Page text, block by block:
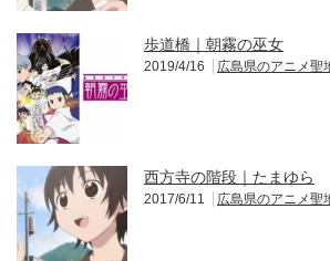
歩道橋｜朝霧の巫女
2019/4/16 広島県のアニメ聖
西方寺の階段｜たまゆら
2017/6/11 広島県のアニメ聖